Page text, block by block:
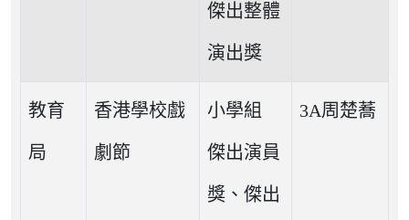
傑出整體
演出獎
教育
局
香港學校戲
劇節
小學組
傑出演員
獎、傑出
3A周楚蕎